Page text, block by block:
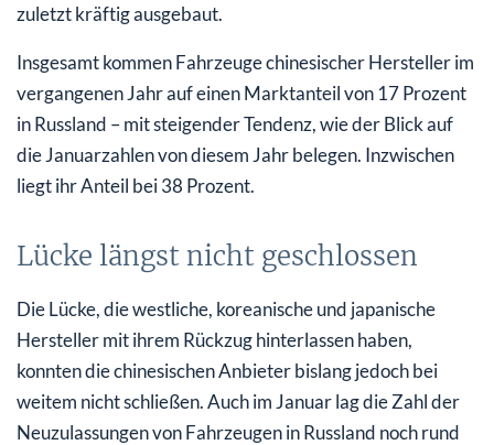
zuletzt kräftig ausgebaut.
Insgesamt kommen Fahrzeuge chinesischer Hersteller im
vergangenen Jahr auf einen Marktanteil von 17 Prozent
in Russland – mit steigender Tendenz, wie der Blick auf
die Januarzahlen von diesem Jahr belegen. Inzwischen
liegt ihr Anteil bei 38 Prozent.
Lücke längst nicht geschlossen
Die Lücke, die westliche, koreanische und japanische
Hersteller mit ihrem Rückzug hinterlassen haben,
konnten die chinesischen Anbieter bislang jedoch bei
weitem nicht schließen. Auch im Januar lag die Zahl der
Neuzulassungen von Fahrzeugen in Russland noch rund